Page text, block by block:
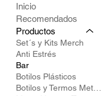
Inicio
Recomendados
Productos
Set´s y Kits Merch
Anti Estrés
Bar
Botilos Plásticos
Botilos y Termos Metálicos